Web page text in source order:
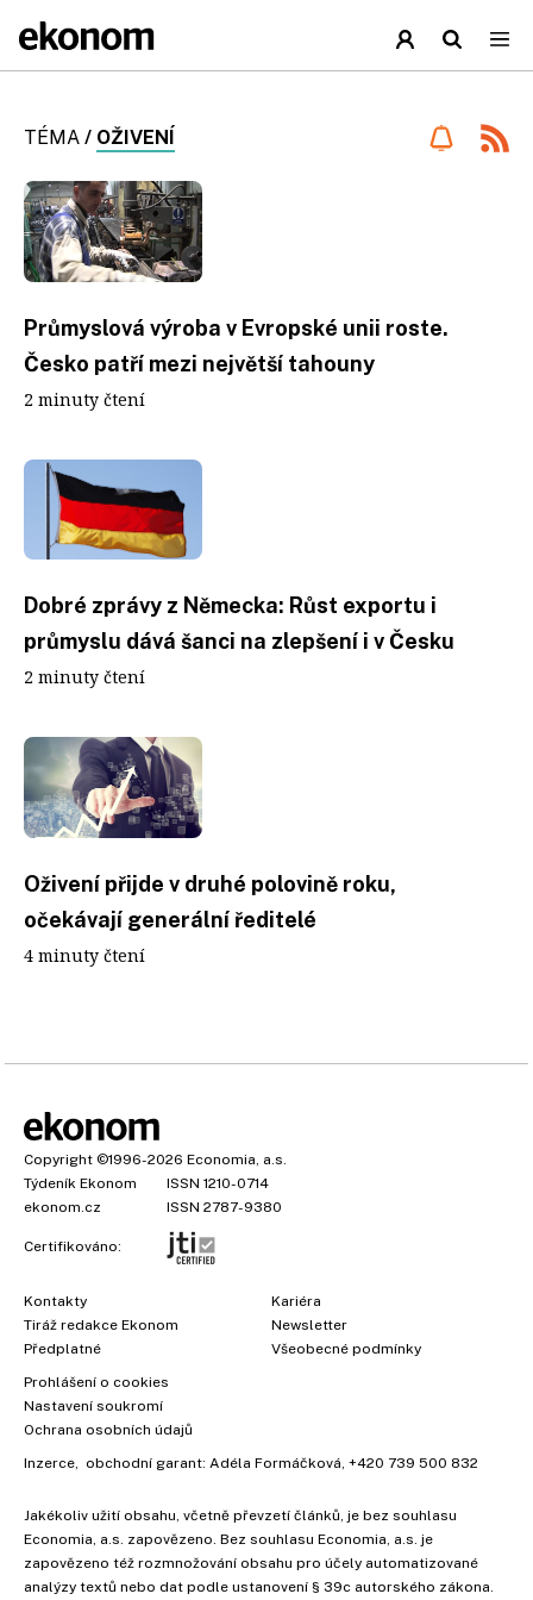
TÉMA / OŽIVENÍ
Průmyslová výroba v Evropské unii roste.
Česko patří mezi největší tahouny
2 minuty čtení
Dobré zprávy z Německa: Růst exportu i
průmyslu dává šanci na zlepšení i v Česku
2 minuty čtení
Oživení přijde v druhé polovině roku,
očekávají generální ředitelé
4 minuty čtení
Copyright ©1996-2026 Economia, a.s.
Týdeník Ekonom
ISSN 1210-0714
ekonom.cz
ISSN 2787-9380
Certifikováno:
Kontakty
Tiráž redakce Ekonom
Předplatné
Kariéra
Newsletter
Všeobecné podmínky
Prohlášení o cookies
Nastavení soukromí
Ochrana osobních údajů
Inzerce , obchodní garant: Adéla Formáčková +420 739 500 832
Jakékoliv užití obsahu, včetně převzetí článků, je bez souhlasu
Economia, a.s. zapovězeno. Bez souhlasu Economia, a.s. je
zapovězeno též rozmnožování obsahu pro účely automatizované
analýzy textů nebo dat podle ustanovení § 39c autorského zákona.